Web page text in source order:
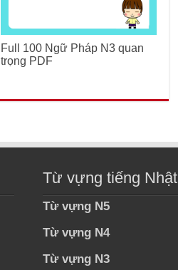
Full 100 Ngữ Pháp N3 quan
trọng PDF
Từ vựng tiếng Nhật
Từ vựng N5
Từ vựng N4
Từ vựng N3